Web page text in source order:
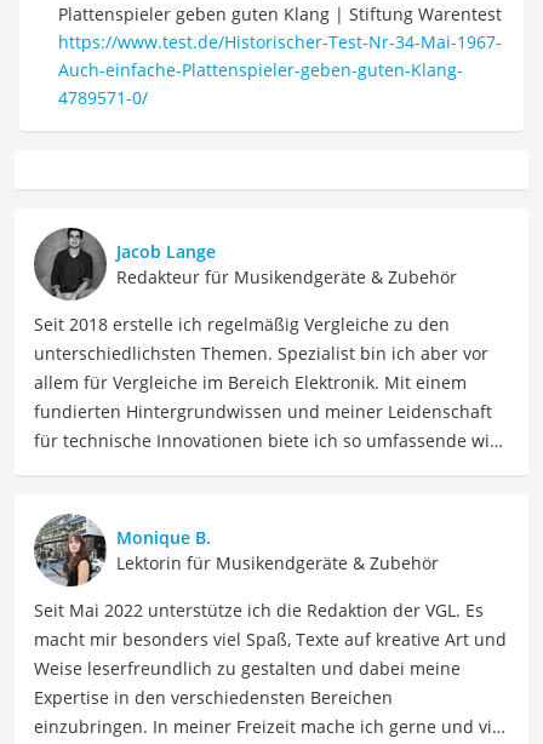
Plattenspieler geben guten Klang | Stiftung Warentest
https://www.test.de/Historischer-Test-Nr-34-Mai-1967-
Auch-einfache-Plattenspieler-geben-guten-Klang-
4789571-0/
Jacob Lange
Redakteur für Musikendgeräte & Zubehör
Seit 2018 erstelle ich regelmäßig Vergleiche zu den
unterschiedlichsten Themen. Spezialist bin ich aber vor
allem für Vergleiche im Bereich Elektronik. Mit einem
fundierten Hintergrundwissen und meiner Leidenschaft
für technische Innovationen biete ich so umfassende wie
detaillierte Produktvergleiche, Kaufberatungen und
technische Analysen, um Verbrauchern dabei zu helfen,
sowohl informierte Entscheidungen zu treffen als auch
die besten elektronischen Lösungen für ihre Bedürfnisse
zu finden.
Der Grammophon-Vergleich ist aus unserer Sicht
besonders empfehlenswert fürVintage-Liebhaber
Musiksammler.
Monique B.
Lektorin für Musikendgeräte & Zubehör
Seit Mai 2022 unterstütze ich die Redaktion der VGL. Es
macht mir besonders viel Spaß, Texte auf kreative Art und
Weise leserfreundlich zu gestalten und dabei meine
Expertise in den verschiedensten Bereichen
einzubringen. In meiner Freizeit mache ich gerne und viel